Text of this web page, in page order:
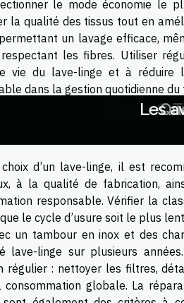
le mode économie le
la qualité des tissus tout en
un lavage efficace,
les fibres. Utiliser
vie du lave-linge et à réduire
dans la gestion quotidienne du
d’un lave-linge, il est
à la qualité de fabrication,
responsable. Vérifier la
le cycle d’usure soit le plus
un tambour en inox et des
lave-linge sur plusieurs
régulier : nettoyer les filtres,
consommation globale. La
Digitalisation :
L’autre
Du choix à
Comment
Comment les
Comment
Le rôle
Nouvelles
Comment les
Atrium Protection
Comment la
et l'économie
Comment
Stratégies
Étapes
Les avantages
Guide
Comment
Exploration
pour les débutants :
Comment choisir
impacts
Comment Les
Quels
Que faire
Les différences entre
Quelles sont les
Bilan de
Faire
3 conseils pour
6
Quels sont les points
Le choix d'une
Quelques façons
Quelles
Quelles
De
Apprendre
Quelques
Quelques
Quels sont les
Faut-il une
Quels
Comment
Quelques
Que
Quelles sont
Les
Les